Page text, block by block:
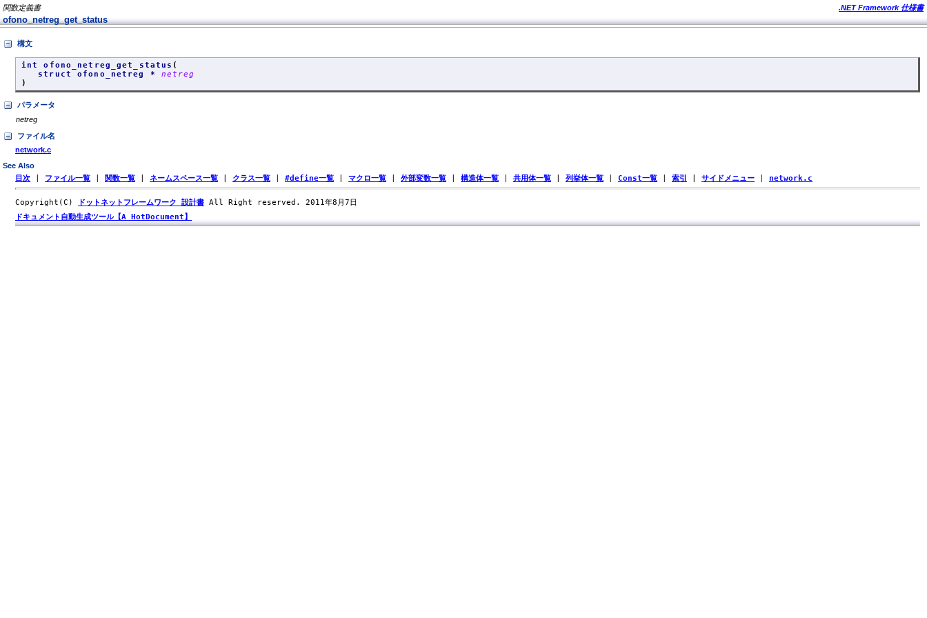
関数定義書 .NET Framework 仕様書
ofono_netreg_get_status
構文
int ofono_netreg_get_status (
struct ofono_netreg * netreg
)
パラメータ
netreg
ファイル名
network.c
See Also
目次 ファイル一覧 関数一覧 ネームスペース一覧 クラス一覧 #define一覧 マクロ一覧 外部変数一覧 構造体一覧 共用体一覧 列挙体一覧 Const一覧 索引 サイドメニュー network.c
Copyright(C) ドットネットフレームワーク 設計書 All Right reserved. 2011年8月7日
ドキュメント自動生成ツール【A HotDocument】